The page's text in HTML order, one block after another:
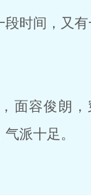
时间，又有
面容俊朗，
派十足。